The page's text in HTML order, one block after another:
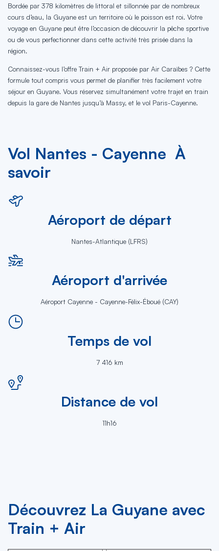
Bordée par 378 kilomètres de littoral et sillonnée par de nombreux
cours d’eau, la Guyane est un territoire où le poisson est roi. Votre
voyage en Guyane peut être l’occasion de découvrir la pêche sportive
ou de vous perfectionner dans cette activité très prisée dans la
région.
Connaissez-vous l’offre Train + Air proposée par Air Caraïbes ? Cette
formule tout compris vous permet de planifier très facilement votre
séjour en Guyane. Vous réservez simultanément votre trajet en train
depuis la gare de Nantes jusqu’à Massy, et le vol Paris-Cayenne.
Vol Nantes - Cayenne À
savoir
Aéroport de départ
Nantes-Atlantique (LFRS)
Aéroport d'arrivée
Aéroport Cayenne - Cayenne-Félix-Éboué (CAY)
Temps de vol
7 416 km
Distance de vol
11h16
Découvrez La Guyane avec
Train + Air